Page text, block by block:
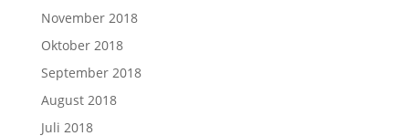
November 2018
Oktober 2018
September 2018
August 2018
Juli 2018